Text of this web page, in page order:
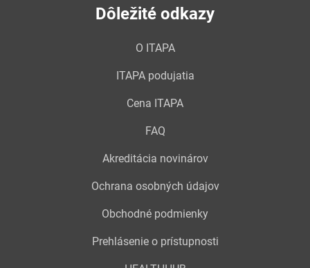
Dôležité odkazy
O ITAPA
ITAPA podujatia
Cena ITAPA
FAQ
Akreditácia novinárov
Ochrana osobných údajov
Obchodné podmienky
Prehlásenie o prístupnosti